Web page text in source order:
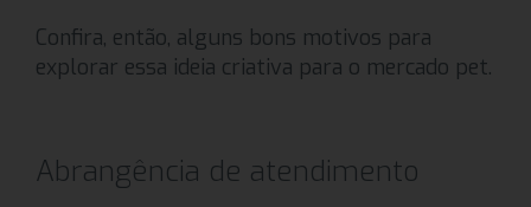
Confira, então, alguns bons motivos para
explorar essa ideia criativa para o mercado pet.
Abrangência de atendimento